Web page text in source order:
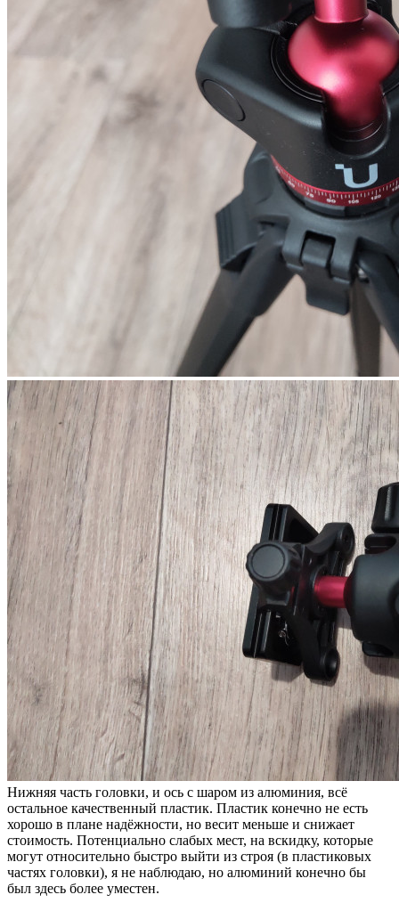
Нижняя часть головки, и ось с шаром из алюминия, всё
остальное качественный пластик. Пластик конечно не есть
хорошо в плане надёжности, но весит меньше и снижает
стоимость. Потенциально слабых мест, на вскидку, которые
могут относительно быстро выйти из строя (в пластиковых
частях головки), я не наблюдаю, но алюминий конечно бы
был здесь более уместен.